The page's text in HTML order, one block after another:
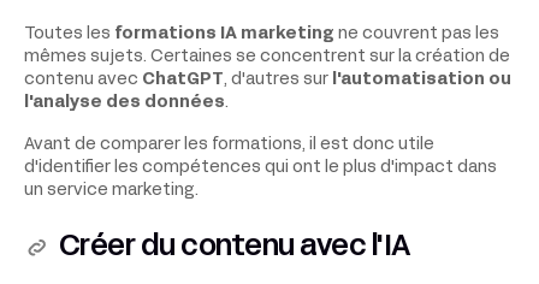
Toutes les formations IA marketing ne couvrent pas les
mêmes sujets. Certaines se concentrent sur la création de
contenu avec ChatGPT , d'autres sur
l'automatisation ou
l'analyse des données.
Avant de comparer les formations, il est donc utile
d'identifier les compétences qui ont le plus d'impact dans
un service marketing.
Créer du contenu avec l'IA